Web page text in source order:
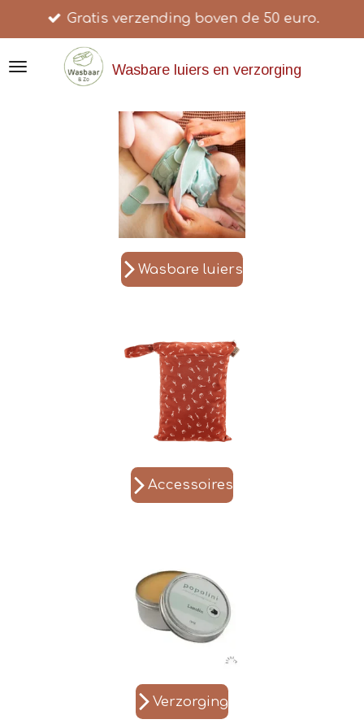
direct
naar
Wasbare luiers en verzorging
Gratis verzending boven de 50 euro.
Wasbare luiers
Accessoires
Verzorging